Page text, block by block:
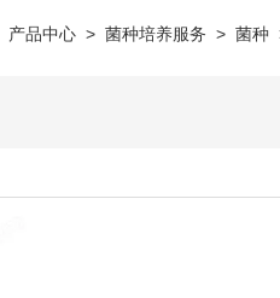
产品中心> 菌种培养服务 > 菌种